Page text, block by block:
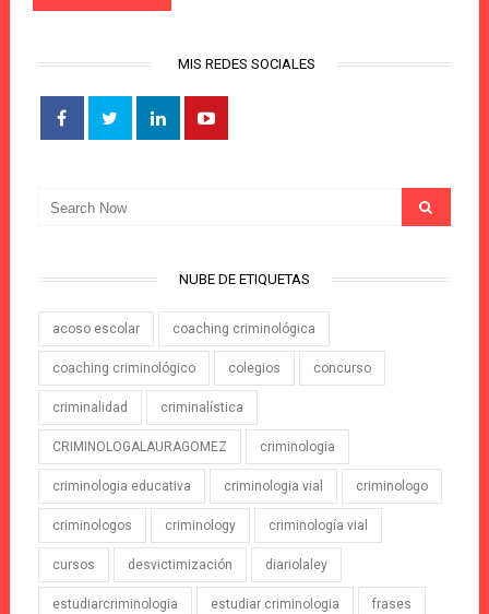
MIS REDES SOCIALES
NUBE DE ETIQUETAS
acoso escolar coaching criminológica
coaching criminológico colegios concurso
criminalidad criminalística
CRIMINOLOGALAURAGOMEZ criminologia
criminologia educativa criminologia vial criminologo
criminologos criminology criminología vial
cursos desvictimización diariolaley
estudiarcriminologia estudiar criminologia frases